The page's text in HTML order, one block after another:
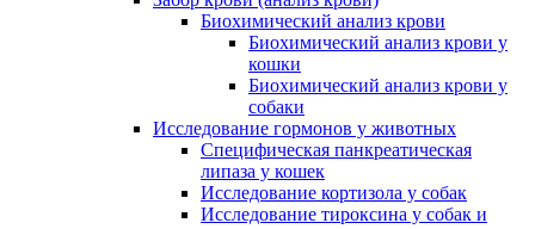
Биохимический анализ крови
Биохимический анализ крови у
кошки
Биохимический анализ крови у
собаки
Исследование гормонов у животных
Специфическая панкреатическая
липаза у кошек
Исследование кортизола у собак
Исследование тироксина у собак и